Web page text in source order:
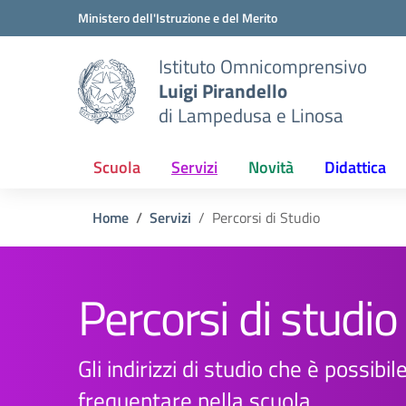
Vai ai contenuti
Vai al menu di navigazioneMinistero dell'Istruzione e del Merito
Istituto Omnicomprensivo
Luigi Pirandello
di Lampedusa e Linosa
Scuola Servizi Novità Didattica
Home Servizi Percorsi di Studio
Percorsi di studio
Gli indirizzi di studio che è